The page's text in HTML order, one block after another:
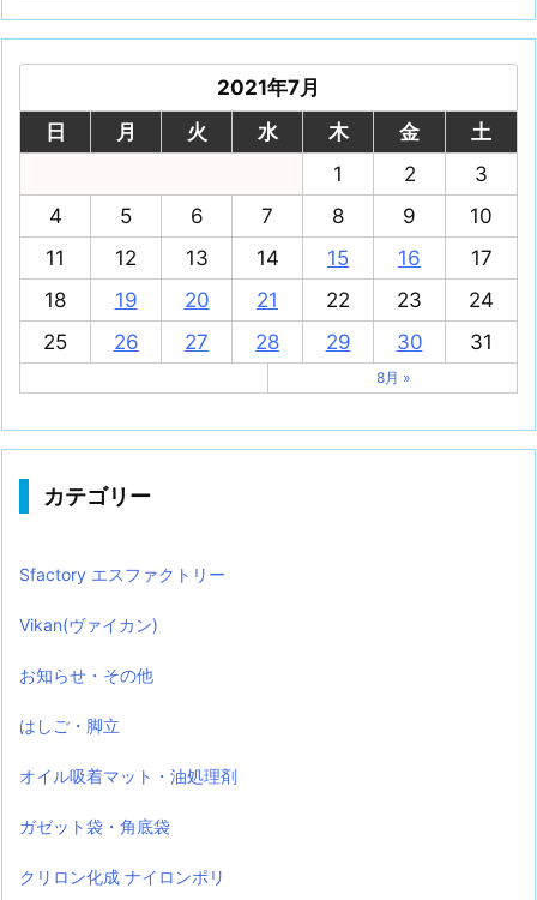
2021年7月
日
月 火 水 木 金
土
1
2
3
4
5 6 7 8 9
10
11
12 13 14 15 16
17
18
19 20 21 22 23
24
25
26 27 28 29 30 31
8月 »
カテゴリー
Sfactory エスファクトリー
Vikan(ヴァイカン)
お知らせ・その他
はしご・脚立
オイル吸着マット・油処理剤
ガゼット袋・角底袋
クリロン化成 ナイロンポリ